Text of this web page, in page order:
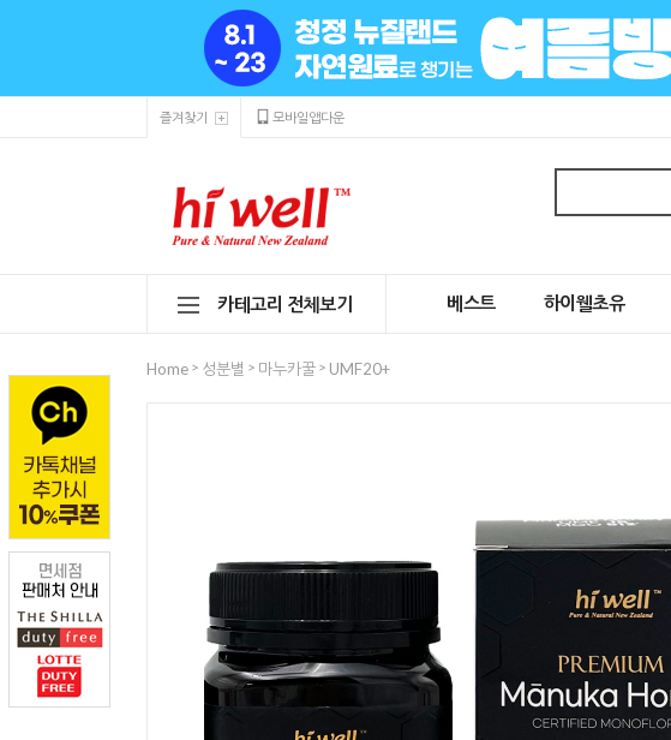
즐겨찾기 모바일앱다운
카테고리 전체보기 베스트 하이웰초유
Home > 성분별 > 마누카꿀 > UMF20+